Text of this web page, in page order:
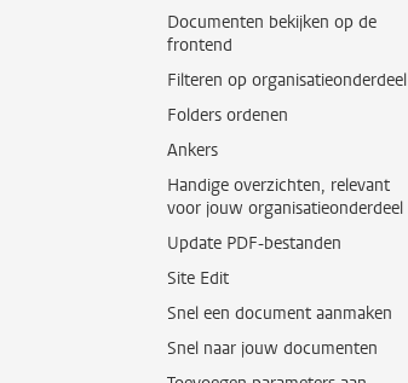
Documenten bekijken op de
frontend
Filteren op organisatieonderdeel
Folders ordenen
Ankers
Handige overzichten, relevant
voor jouw organisatieonderdeel
Update PDF-bestanden
Site Edit
Snel een document aanmaken
Snel naar jouw documenten